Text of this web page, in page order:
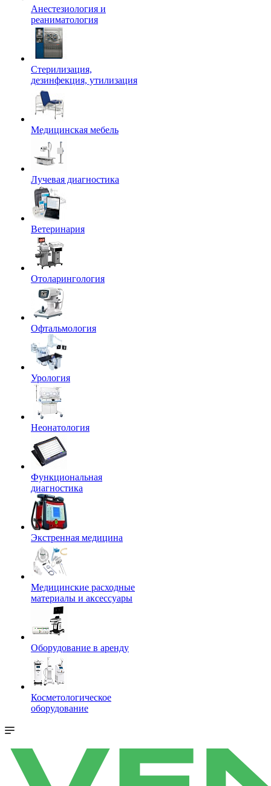
Анестезиология и
реаниматология
Стерилизация,
дезинфекция, утилизация
Медицинская мебель
Лучевая диагностика
Ветеринария
Отоларингология
Офтальмология
Урология
Неонатология
Функциональная
диагностика
Экстренная медицина
Медицинские расходные
материалы и аксессуары
Оборудование в аренду
Косметологическое
оборудование